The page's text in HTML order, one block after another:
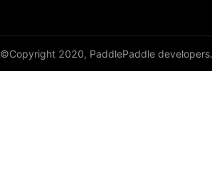
©Copyright 2020, PaddlePaddle developers.